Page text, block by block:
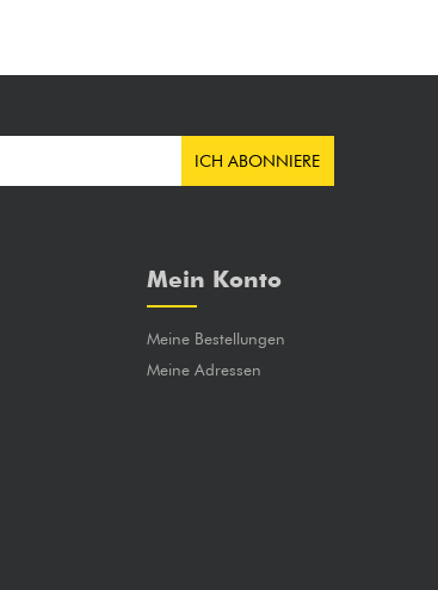
ICH ABONNIERE
Mein Konto
Meine Bestellungen
Meine Adressen